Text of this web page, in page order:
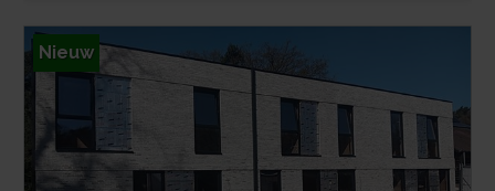
Nieuw